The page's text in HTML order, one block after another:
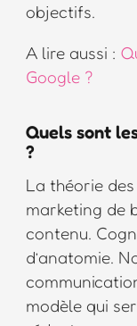
objectifs.
A lire aussi :
Google ?
Quels sont
?
La théorie
marketing de
contenu.
d’anatomie.
modèle qui